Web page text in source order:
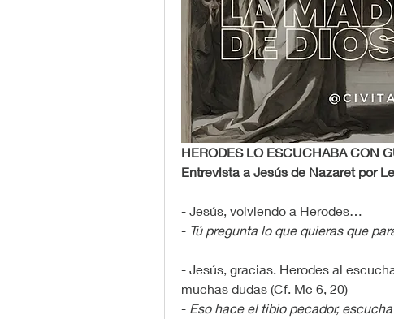
HERODES LO ESCUCHABA CON
Entrevista a Jesús de Nazaret por
- Jesús, volviendo a Herodes…
- Tú pregunta lo que quieras que
- Jesús, gracias. Herodes al
muchas dudas (Cf. Mc 6, 20)
- Eso hace el tibio pecador,